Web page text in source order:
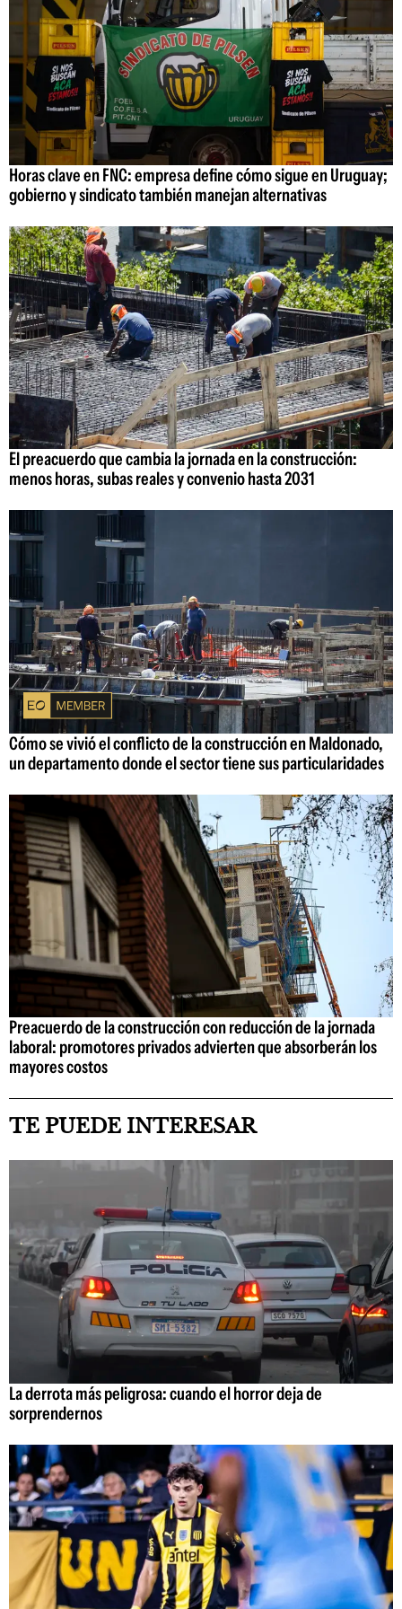
Horas clave en FNC: empresa define cómo sigue en Uruguay;
gobierno y sindicato también manejan alternativas
El preacuerdo que cambia la jornada en la construcción:
menos horas, subas reales y convenio hasta 2031
Cómo se vivió el conflicto de la construcción en Maldonado,
un departamento donde el sector tiene sus particularidades
Preacuerdo de la construcción con reducción de la jornada
laboral: promotores privados advierten que absorberán los
mayores costos
TE PUEDE INTERESAR
La derrota más peligrosa: cuando el horror deja de
sorprendernos